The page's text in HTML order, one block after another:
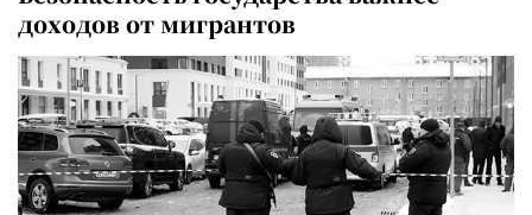
доходов от мигрантов